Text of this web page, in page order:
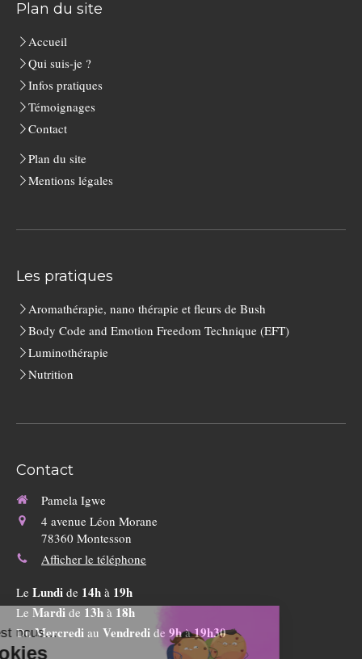
Plan du site
Accueil
Qui suis-je ?
Infos pratiques
Témoignages
Contact
Plan du site
Mentions légales
Les pratiques
Aromathérapie, nano thérapie et fleurs de Bush
Body Code and Emotion Freedom Technique (EFT)
Luminothérapie
Nutrition
Contact
Pamela Igwe
4 avenue Léon Morane
78360 Montesson
Afficher le téléphone
Le Lundi de 14h à 19h
Le Mardi de 13h à 18h
DuMercredi au Vendredi de 9hà19h30